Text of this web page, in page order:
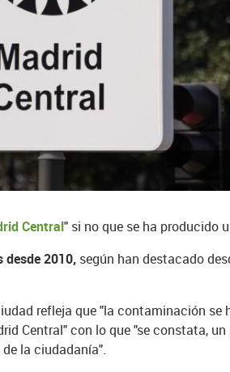
Central" si no que se ha producido
desde 2010, según han destacado
refleja que "la contaminación se
Central" con lo que "se constata,
la ciudadanía".